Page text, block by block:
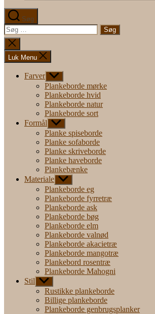
Søg
Søg
efter:
Luk
søgning
Luk Menu
Farver Vis
undermenu
Plankeborde mørke
Plankeborde hvid
Plankeborde natur
Plankeborde sort
Formål Vis
undermenu
Planke spiseborde
Planke sofaborde
Planke skriveborde
Planke haveborde
Plankebænke
Materiale Vis
undermenu
Plankeborde eg
Plankeborde fyrretræ
Plankeborde ask
Plankeborde bøg
Plankeborde elm
Plankeborde valnød
Plankeborde akacietræ
Plankeborde mangotræ
Plankebord rosentræ
Plankeborde Mahogni
Stil Vis
undermenu
Rustikke plankeborde
Billige plankeborde
Plankeborde genbrugsplanker